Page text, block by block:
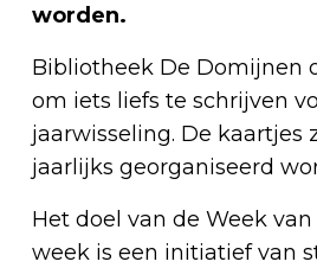
worden.
Bibliotheek De Domijnen
om iets liefs te schrijven
jaarwisseling. De kaartjes
jaarlijks georganiseerd
Het doel van de Week
week is een initiatief van